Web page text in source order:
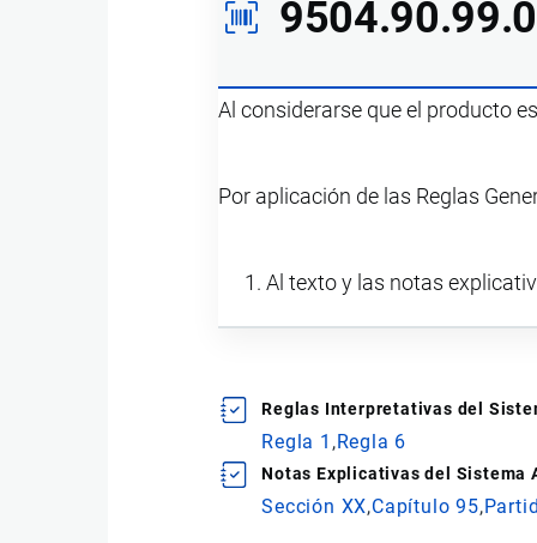
Al considerarse que el producto
Por aplicación de las Reglas
Al texto y las notas
Reglas Interpretativas del
Regla 1 Regla 6
Notas Explicativas del Sistema
Sección XX Capítulo 95